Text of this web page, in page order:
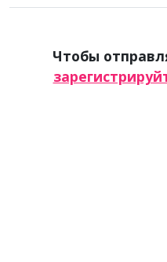
Чтобы